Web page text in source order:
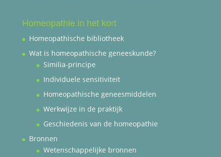
Homeopathie in het kort
Homeopathische bibliotheek
Wat is homeopathische geneeskunde?
Similia-principe
Individuele sensitiviteit
Homeopathische geneesmiddelen
Werkwijze in de praktijk
Geschiedenis van de homeopathie
Bronnen
Wetenschappelijke bronnen